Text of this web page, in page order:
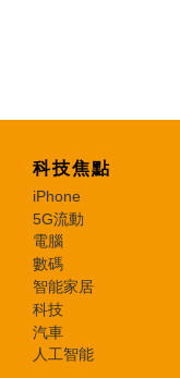
科技焦點
iPhone
5G流動
電腦
數碼
智能家居
科技
汽車
人工智能